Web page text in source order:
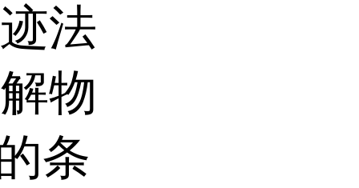
法
物
条